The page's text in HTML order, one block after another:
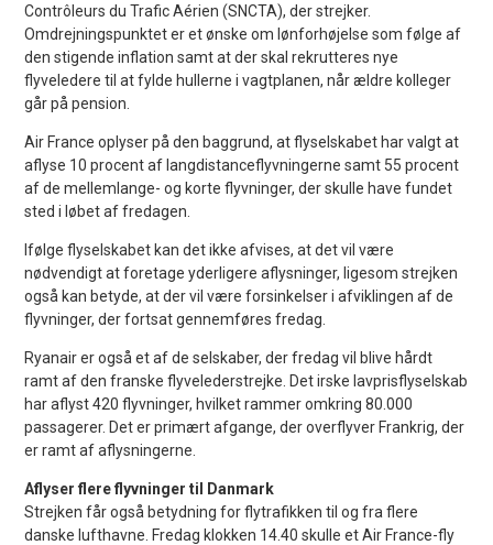
Contrôleurs du Trafic Aérien (SNCTA), der strejker.
Omdrejningspunktet er et ønske om lønforhøjelse som følge af
den stigende inflation samt at der skal rekrutteres nye
flyveledere til at fylde hullerne i vagtplanen, når ældre kolleger
går på pension.
Air France oplyser på den baggrund, at flyselskabet har valgt at
aflyse 10 procent af langdistanceflyvningerne samt 55 procent
af de mellemlange- og korte flyvninger, der skulle have fundet
sted i løbet af fredagen.
Ifølge flyselskabet kan det ikke afvises, at det vil være
nødvendigt at foretage yderligere aflysninger, ligesom strejken
også kan betyde, at der vil være forsinkelser i afviklingen af de
flyvninger, der fortsat gennemføres fredag.
Ryanair er også et af de selskaber, der fredag vil blive hårdt
ramt af den franske flyvelederstrejke. Det irske lavprisflyselskab
har aflyst 420 flyvninger, hvilket rammer omkring 80.000
passagerer. Det er primært afgange, der overflyver Frankrig, der
er ramt af aflysningerne.
Aflyser flere flyvninger til Danmark
Strejken får også betydning for flytrafikken til og fra flere
danske lufthavne. Fredag klokken 14.40 skulle et Air France-fly